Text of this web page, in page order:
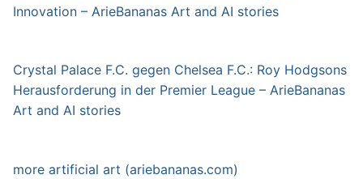
Innovation – ArieBananas Art and AI stories
Crystal Palace F.C. gegen Chelsea F.C.: Roy Hodgsons
Herausforderung in der Premier League – ArieBananas
Art and AI stories
more artificial art (ariebananas.com)